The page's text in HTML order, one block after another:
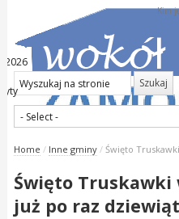
Kim
2026
Home / Inne gminy / Święto
Święto Truskawki
już po raz